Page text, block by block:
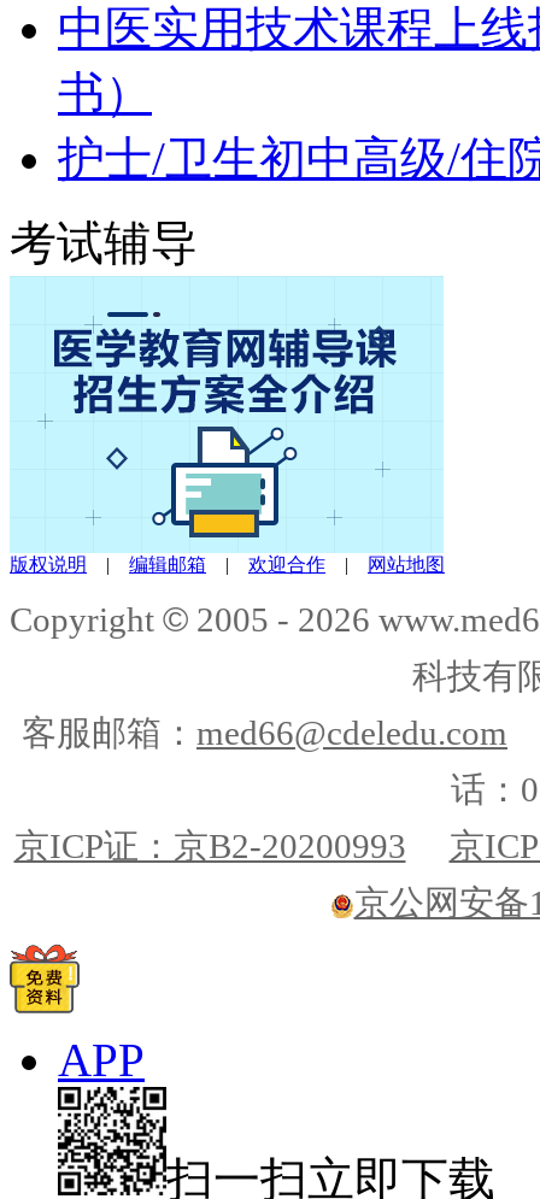
中医实用技术课程上
书）
护士/卫生初中高级/住
考试辅导
版权说明 | 编辑邮箱 | 欢迎合作 | 网站地图
Copyright © 2005 - 2026
科技有
客服邮箱： med66@cdeledu.com
话：
京ICP证：京B2-20200993
京
京公网安备
APP
扫一扫立即下载